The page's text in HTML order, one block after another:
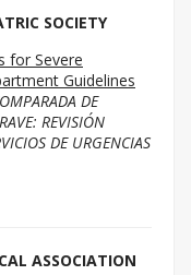
SOCIETY
for Severe
Guidelines
DE
REVISIÓN
DE URGENCIAS
ASSOCIATION